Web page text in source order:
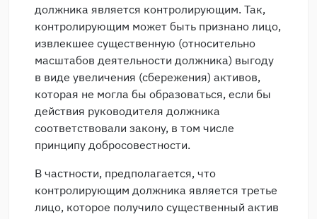
должника является контролирующим. Так,
контролирующим может быть признано лицо,
извлекшее существенную (относительно
масштабов деятельности должника) выгоду
в виде увеличения (сбережения) активов,
которая не могла бы образоваться, если бы
действия руководителя должника
соответствовали закону, в том числе
принципу добросовестности.
В частности, предполагается, что
контролирующим должника является третье
лицо, которое получило существенный актив